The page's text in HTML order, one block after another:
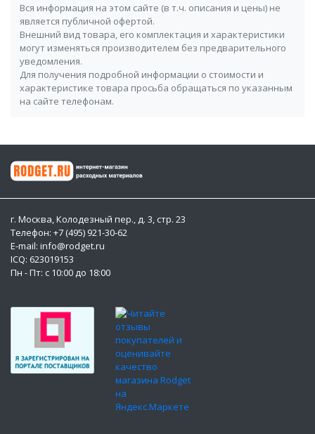
Вся информация на этом сайте (в т.ч. описания и цены) не
является публичной офертой.
Внешний вид товара, его комплектация и характеристики
могут изменяться производителем без предварительного
уведомления.
Для получения подробной информации о стоимости и
характеристике товара просьба обращаться по указанным
на сайте телефонам.
г. Москва, Колодезный пер., д. 3, стр. 23
Телефон: +7 (495) 921-30-62
E-mail: info@rodget.ru
ICQ: 623019153
Пн - Пт: с 10:00 до 18:00